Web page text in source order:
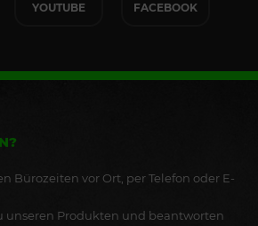
YOUTUBE FACEBOOK
Bürozeiten vor Ort, per Telefon oder E-
unseren Produkten und beantworten